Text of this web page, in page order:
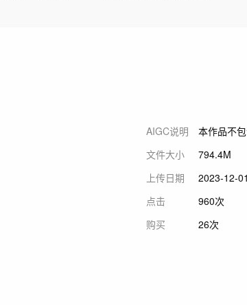
AIGC说明
本作品不
文件大小
794.4M
上传日期
2023-12-01
点击
960次
购买
26次